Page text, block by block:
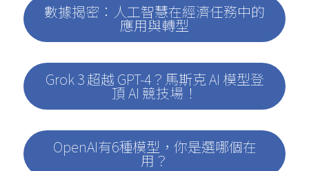
數據揭密：人工智慧在經濟任務中的
應用與轉型
Grok 3 超越 GPT-4？馬斯克 AI 模型登
頂 AI 競技場！
OpenAI有6種模型，你是選哪個在
用？